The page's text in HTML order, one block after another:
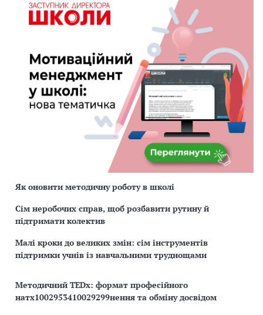
Як оновити методичну роботу в школі
Сім неробочих справ, щоб розбавити рутину й
підтримати колектив
Малі кроки до великих змін: сім інструментів
підтримки учнів із навчальними труднощами
Методичний TEDx: формат професійного
натх1002953410029299нення та обміну досвідом